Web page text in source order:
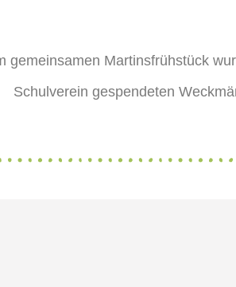
Martinsfrühstück
gespendeten